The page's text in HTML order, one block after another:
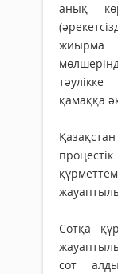
анық
жиырма
қамаққа
Сотқа
сот